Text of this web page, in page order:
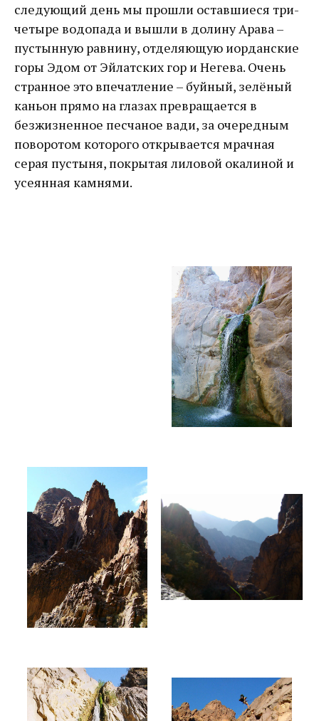
следующий день мы прошли оставшиеся три-
четыре водопада и вышли в долину Арава –
пустынную равнину, отделяющую иорданские
горы Эдом от Эйлатских гор и Негева. Очень
странное это впечатление – буйный, зелёный
каньон прямо на глазах превращается в
безжизненное песчаное вади, за очередным
поворотом которого открывается мрачная
серая пустыня, покрытая лиловой окалиной и
усеянная камнями.